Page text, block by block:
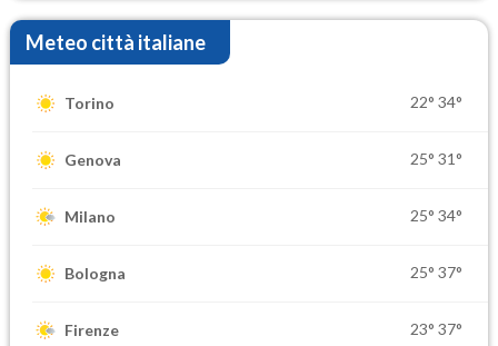
Meteo città italiane
Torino 22° 34°
Genova 25° 31°
Milano 25° 34°
Bologna 25° 37°
Firenze 23° 37°